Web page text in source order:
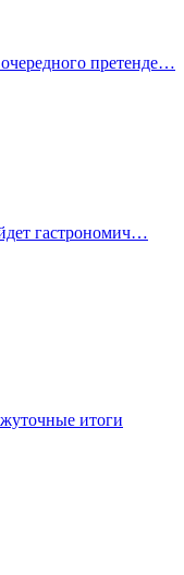
претенде…
гастрономич…
итоги